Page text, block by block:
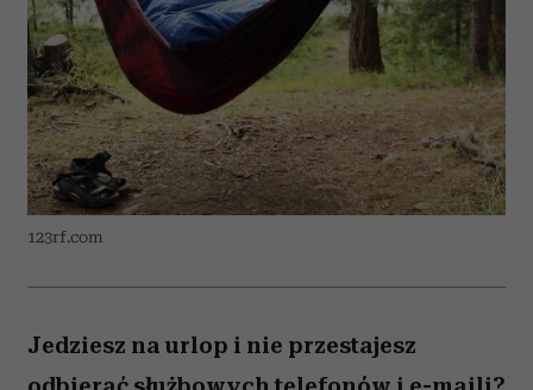
123rf.com
Jedziesz na urlop i nie przestajesz